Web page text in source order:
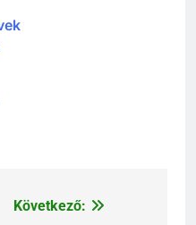
Következő: